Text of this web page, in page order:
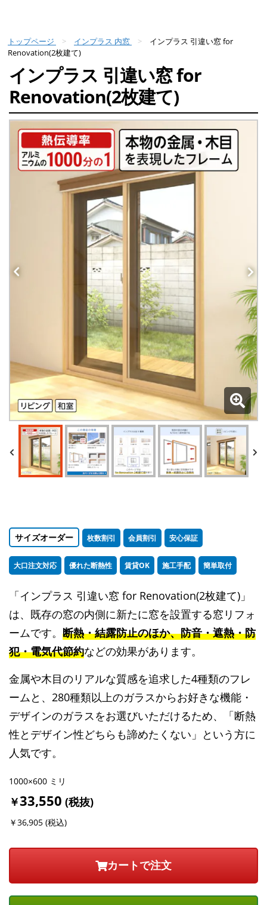
トップページ インプラス 内窓
インプラス 引違い窓 for
Renovation(2枚建て)
インプラス 引違い窓 for
Renovation(2枚建て)
サイズオーダー 枚数割引 会員割引 安心保証
大口注文対応 優れた断熱性 賃貸OK 施工手配 簡単取付
「インプラス 引違い窓 for Renovation(2枚建て)」
は、既存の窓の内側に新たに窓を設置する窓リフォ
ームです。 断熱・結露防止のほか、防音・遮熱・防
犯・電気代節約などの効果があります。
金属や木目のリアルな質感を追求した4種類のフレ
ームと、280種類以上のガラスからお好きな機能・
デザインのガラスをお選びいただけるため、「断熱
性とデザイン性どちらも諦めたくない」という方に
人気です。
1000×600 ミリ
￥33,550 (税抜)
￥36,905 (税込)